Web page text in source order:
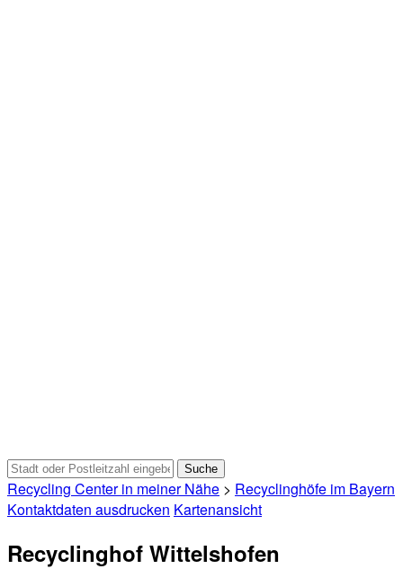
Recycling Center in meiner Nähe > Recyclinghöfe im Bayern
Kontaktdaten ausdrucken Kartenansicht
Recyclinghof Wittelshofen